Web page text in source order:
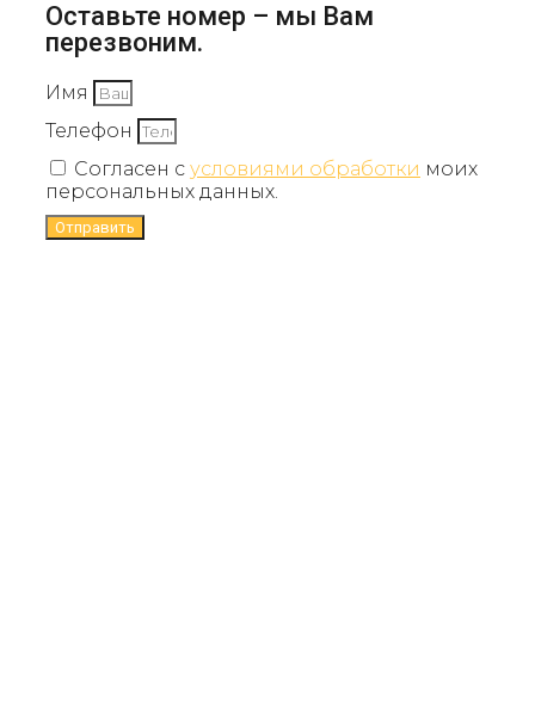
Оставьте номер – мы Вам
перезвоним.
Имя
Телефон
Согласен с условиями обработки моих
персональных данных.
Отправить